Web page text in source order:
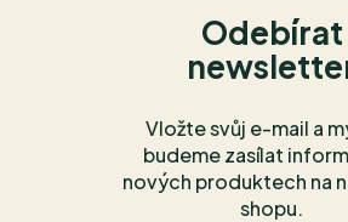
Odebírat
Vložte svůj e-mail a
budeme zasílat
nových produktech na
shopu.